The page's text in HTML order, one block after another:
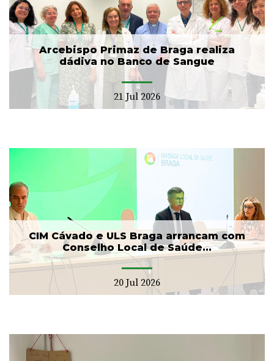
Arcebispo Primaz de Braga realiza
dádiva no Banco de Sangue
21 Jul 2026
CIM Cávado e ULS Braga arrancam com
Conselho Local de Saúde...
20 Jul 2026